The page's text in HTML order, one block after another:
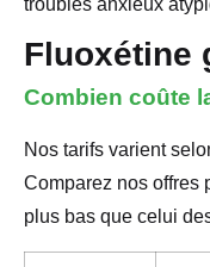
troubles anxieux
Fluoxétine
Combien coûte
Nos tarifs varient
Comparez nos offres
plus bas que celui